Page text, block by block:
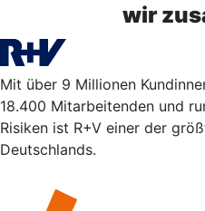
wir
Mit über 9 Millionen
18.400 Mitarbeitenden und
Risiken ist R+V einer der
Deutschlands.